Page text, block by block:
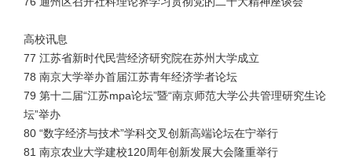
高校讯息
77 江苏省新时代民营经济研究院在苏州大学成立
78 南京大学举办首届江苏青年经济学者论坛
79 第十二届“江苏mpa论坛”暨“南京师范大学公共管理研究生论
坛”举办
80 “数字经济与技术”学科交叉创新高端论坛在宁举行
81 南京农业大学建校120周年创新发展大会隆重举行